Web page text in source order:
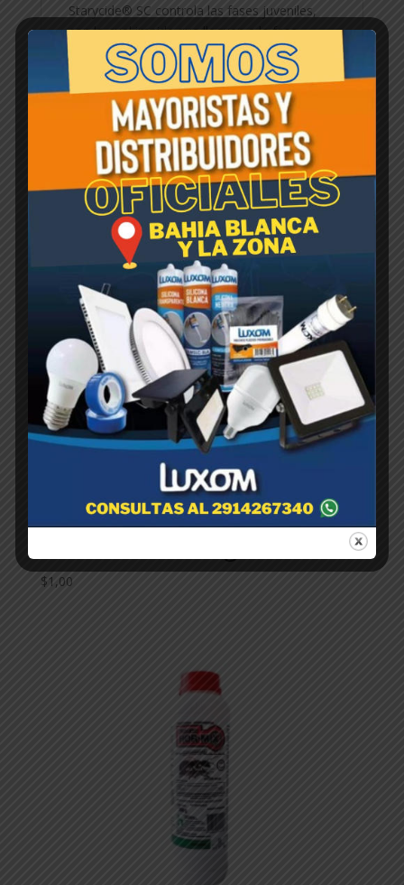
Starycide® SC controla las fases juveniles,
con lo cual impide que lleguen a la fase
adulta.
Productos relacionados
CUCARACHICIDA GEL
$1,00